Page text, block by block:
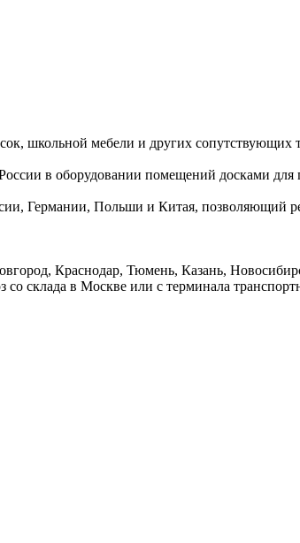
школьной мебели и других сопутствующих
в оборудовании помещений досками для
Германии, Польши и Китая, позволяющий
Краснодар, Тюмень, Казань,
склада в Москве или с терминала